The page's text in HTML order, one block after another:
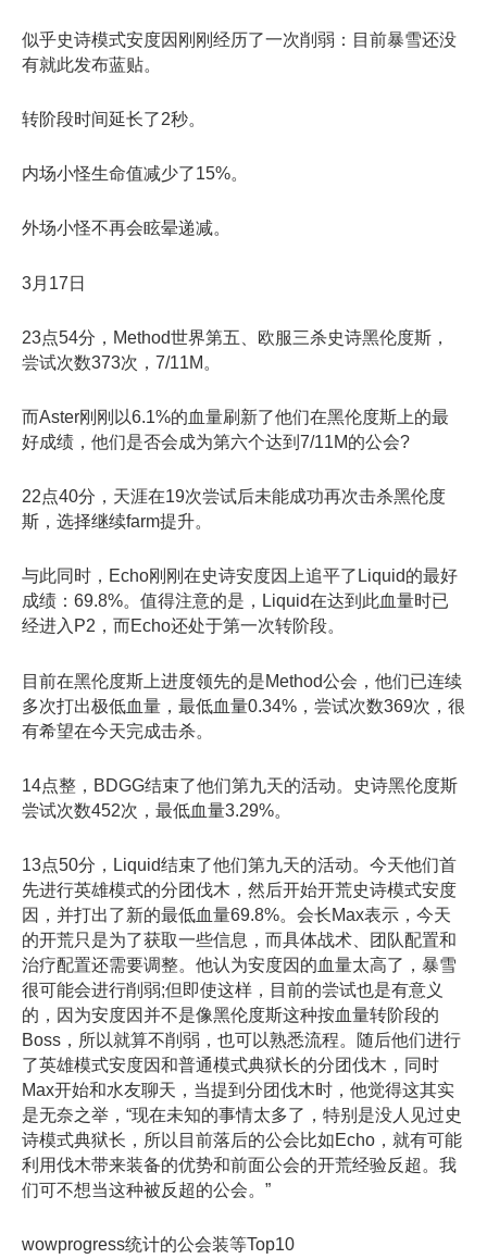
似乎史诗模式安度因刚刚经历了一次削弱：目前暴雪还没
有就此发布蓝贴。
转阶段时间延长了2秒。
内场小怪生命值减少了15%。
外场小怪不再会眩晕递减。
3月17日
23点54分，Method世界第五、欧服三杀史诗黑伦度斯，
尝试次数373次，7/11M。
而Aster刚刚以6.1%的血量刷新了他们在黑伦度斯上的最
好成绩，他们是否会成为第六个达到7/11M的公会?
22点40分，天涯在19次尝试后未能成功再次击杀黑伦度
斯，选择继续farm提升。
与此同时，Echo刚刚在史诗安度因上追平了Liquid的最好
成绩：69.8%。值得注意的是，Liquid在达到此血量时已
经进入P2，而Echo还处于第一次转阶段。
目前在黑伦度斯上进度领先的是Method公会，他们已连续
多次打出极低血量，最低血量0.34%，尝试次数369次，很
有希望在今天完成击杀。
14点整，BDGG结束了他们第九天的活动。史诗黑伦度斯
尝试次数452次，最低血量3.29%。
13点50分，Liquid结束了他们第九天的活动。今天他们首
先进行英雄模式的分团伐木，然后开始开荒史诗模式安度
因，并打出了新的最低血量69.8%。会长Max表示，今天
的开荒只是为了获取一些信息，而具体战术、团队配置和
治疗配置还需要调整。他认为安度因的血量太高了，暴雪
很可能会进行削弱;但即使这样，目前的尝试也是有意义
的，因为安度因并不是像黑伦度斯这种按血量转阶段的
Boss，所以就算不削弱，也可以熟悉流程。随后他们进行
了英雄模式安度因和普通模式典狱长的分团伐木，同时
Max开始和水友聊天，当提到分团伐木时，他觉得这其实
是无奈之举，“现在未知的事情太多了，特别是没人见过史
诗模式典狱长，所以目前落后的公会比如Echo，就有可能
利用伐木带来装备的优势和前面公会的开荒经验反超。我
们可不想当这种被反超的公会。”
wowprogress统计的公会装等Top10